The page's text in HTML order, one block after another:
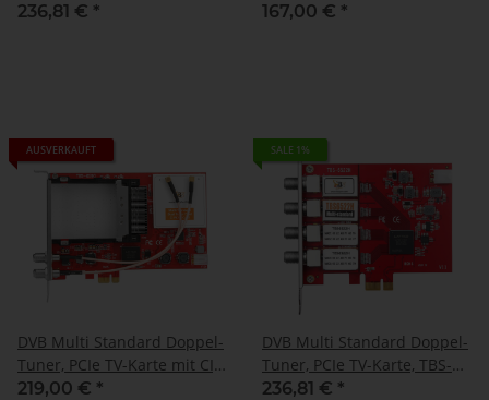
236,81 € *
167,00 € *
AUSVERKAUFT
DVB Multi Standard Doppel-
Tuner, PCIe TV-Karte mit CI,
TBS-6590
219,00 € *
SALE 1%
DVB Multi Standard Doppel-
Tuner, PCIe TV-Karte, TBS-
6522H
236,81 € *